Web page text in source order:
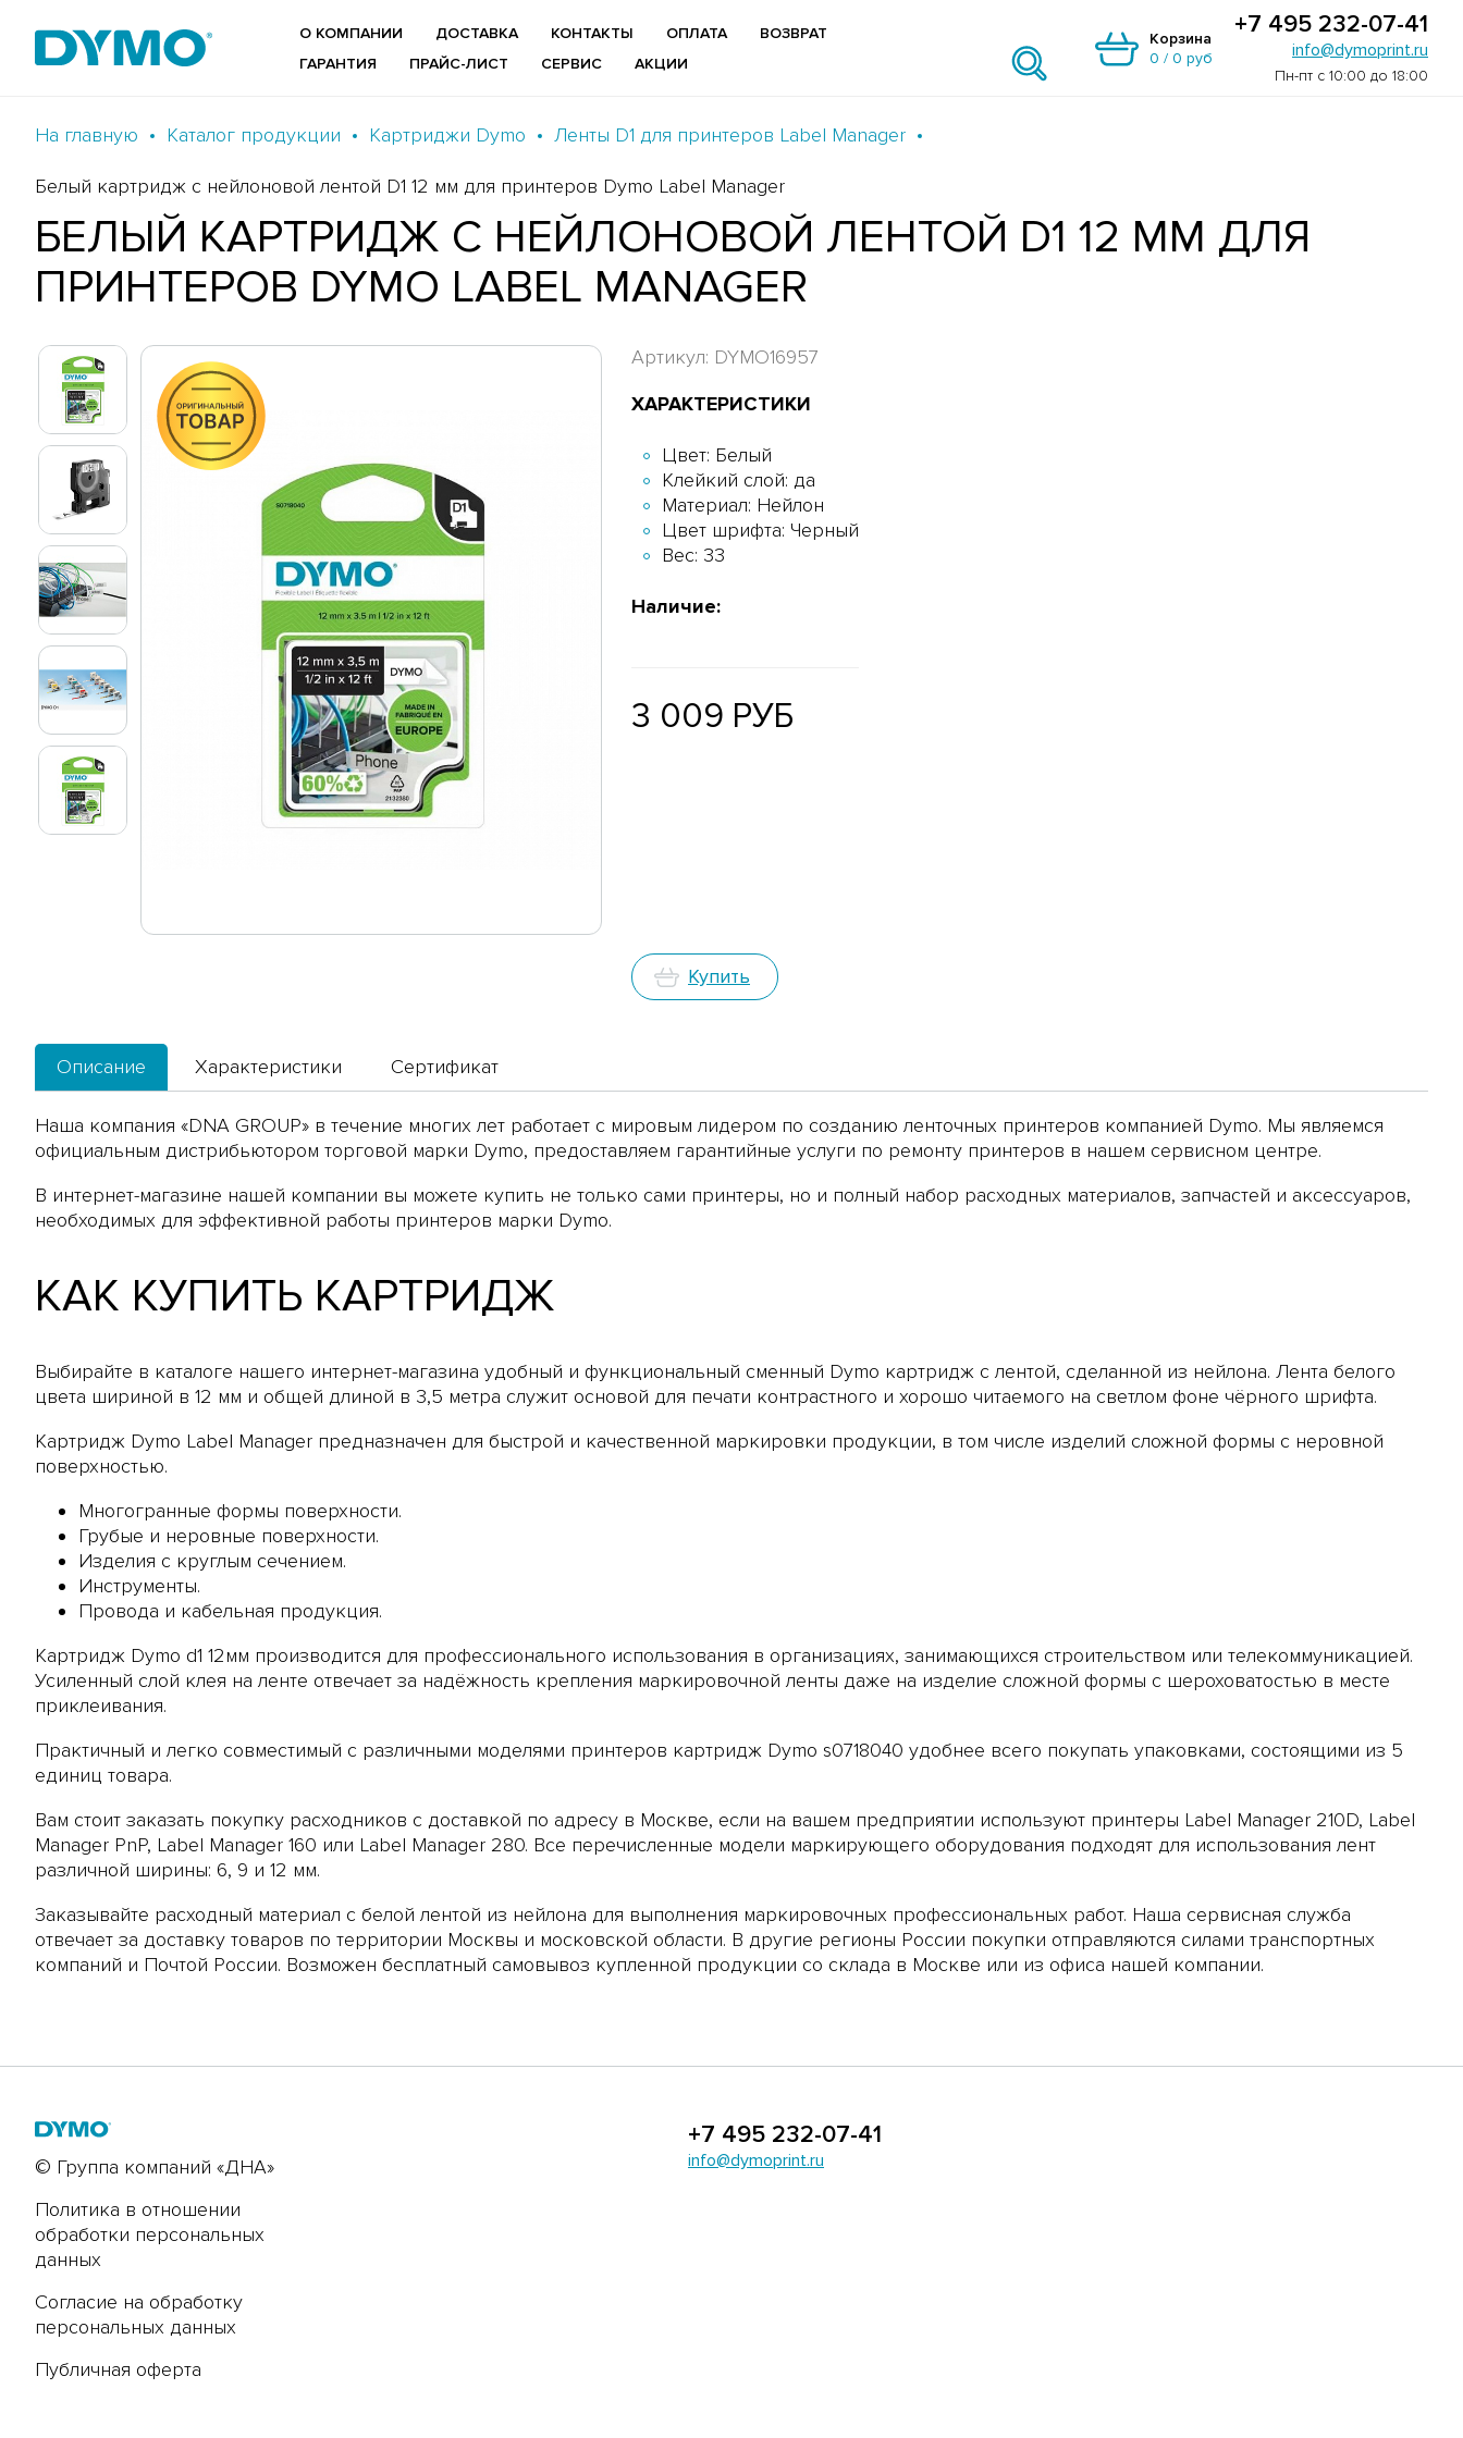
О КОМПАНИИ ДОСТАВКА КОНТАКТЫ ОПЛАТА
ВОЗВРАТ
ГАРАНТИЯ
ПРАЙС-ЛИСТ СЕРВИС АКЦИИ
Корзина
0 / 0 руб
+7 495 232-07-41
info@dymoprint.ru
Пн-пт с 10:00 до 18:00
На главную Каталог продукции Картриджи Dymo Ленты D1 для принтеров Label Manager
Белый картридж с нейлоновой лентой D1 12 мм для принтеров Dymo Label Manager
БЕЛЫЙ КАРТРИДЖ С НЕЙЛОНОВОЙ ЛЕНТОЙ D1 12 ММ ДЛЯ
ПРИНТЕРОВ DYMO LABEL MANAGER
Артикул: DYMO16957
ХАРАКТЕРИСТИКИ
Цвет: Белый
Клейкий слой: да
Материал: Нейлон
Цвет шрифта: Черный
Вес: 33
Наличие:
3 009 РУБ
Купить
Описание Характеристики Сертификат
Наша компания «DNA GROUP» в течение многих лет работает с мировым лидером по созданию ленточных принтеров компанией Dymo. Мы являемся
официальным дистрибьютором торговой марки Dymo, предоставляем гарантийные услуги по ремонту принтеров в нашем сервисном центре.
В интернет-магазине нашей компании вы можете купить не только сами принтеры, но и полный набор расходных материалов, запчастей и аксессуаров,
необходимых для эффективной работы принтеров марки Dymo.
КАК КУПИТЬ КАРТРИДЖ
Выбирайте в каталоге нашего интернет-магазина удобный и функциональный сменный Dymo картридж с лентой, сделанной из нейлона. Лента белого
цвета шириной в 12 мм и общей длиной в 3,5 метра служит основой для печати контрастного и хорошо читаемого на светлом фоне чёрного шрифта.
Картридж Dymo Label Manager предназначен для быстрой и качественной маркировки продукции, в том числе изделий сложной формы с неровной
поверхностью.
Многогранные формы поверхности.
Грубые и неровные поверхности.
Изделия с круглым сечением.
Инструменты.
Провода и кабельная продукция.
Картридж Dymo d1 12мм производится для профессионального использования в организациях, занимающихся строительством или телекоммуникацией.
Усиленный слой клея на ленте отвечает за надёжность крепления маркировочной ленты даже на изделие сложной формы с шероховатостью в месте
приклеивания.
Практичный и легко совместимый с различными моделями принтеров картридж Dymo s0718040 удобнее всего покупать упаковками, состоящими из 5
единиц товара.
Вам стоит заказать покупку расходников с доставкой по адресу в Москве, если на вашем предприятии используют принтеры Label Manager 210D, Label
Manager PnP, Label Manager 160 или Label Manager 280. Все перечисленные модели маркирующего оборудования подходят для использования лент
различной ширины: 6, 9 и 12 мм.
Заказывайте расходный материал с белой лентой из нейлона для выполнения маркировочных профессиональных работ. Наша сервисная служба
отвечает за доставку товаров по территории Москвы и московской области. В другие регионы России покупки отправляются силами транспортных
компаний и Почтой России. Возможен бесплатный самовывоз купленной продукции со склада в Москве или из офиса нашей компании.
© Группа компаний «ДНА»
Политика в отношении
обработки персональных
данных
Согласие на обработку
персональных данных
Публичная оферта
+7 495 232-07-41
info@dymoprint.ru